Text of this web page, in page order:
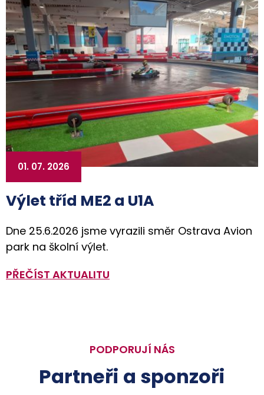
Výlet tříd ME2 a U1A
01. 07. 2026
Dne 25.6.2026 jsme vyrazili směr Ostrava Avion
park na školní výlet.
PŘEČÍST AKTUALITU
PODPORUJÍ NÁS
Partneři a sponzoři